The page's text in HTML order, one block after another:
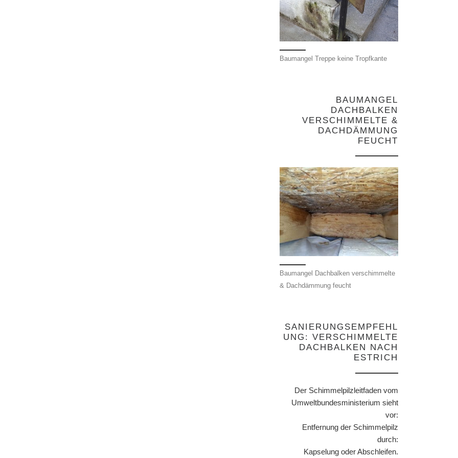
Baumangel Treppe keine Tropfkante
BAUMANGEL
DACHBALKEN
VERSCHIMMELTE &
DACHDÄMMUNG
FEUCHT
Baumangel Dachbalken verschimmelte
& Dachdämmung feucht
SANIERUNGSEMPFEHL
UNG: VERSCHIMMELTE
DACHBALKEN NACH
ESTRICH
Der Schimmelpilzleitfaden vom
Umweltbundesministerium sieht
vor:
Entfernung der Schimmelpilz
durch:
Kapselung oder Abschleifen.